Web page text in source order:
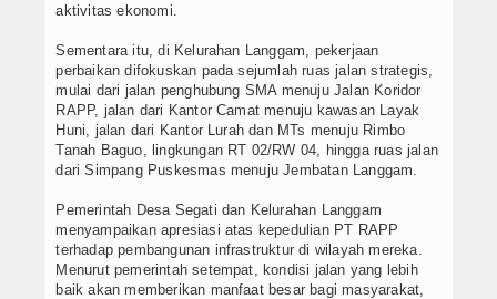
aktivitas ekonomi.
Sementara itu, di Kelurahan Langgam, pekerjaan
perbaikan difokuskan pada sejumlah ruas jalan strategis,
mulai dari jalan penghubung SMA menuju Jalan Koridor
RAPP, jalan dari Kantor Camat menuju kawasan Layak
Huni, jalan dari Kantor Lurah dan MTs menuju Rimbo
Tanah Baguo, lingkungan RT 02/RW 04, hingga ruas jalan
dari Simpang Puskesmas menuju Jembatan Langgam.
Pemerintah Desa Segati dan Kelurahan Langgam
menyampaikan apresiasi atas kepedulian PT RAPP
terhadap pembangunan infrastruktur di wilayah mereka.
Menurut pemerintah setempat, kondisi jalan yang lebih
baik akan memberikan manfaat besar bagi masyarakat,